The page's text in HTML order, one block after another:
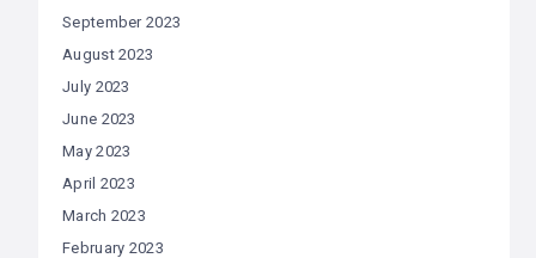
September 2023
August 2023
July 2023
June 2023
May 2023
April 2023
March 2023
February 2023